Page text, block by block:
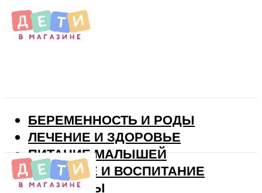
БЕРЕМЕННОСТЬ И РОДЫ
ЛЕЧЕНИЕ И ЗДОРОВЬЕ
ПИТАНИЕ МАЛЫШЕЙ
РАЗВИТИЕ И ВОСПИТАНИЕ
ВИТАМИНЫ